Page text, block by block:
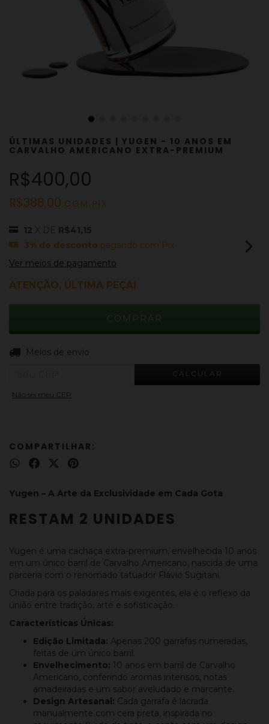
ÚLTIMAS UNIDADES | YUGEN - 10 ANOS EM
CARVALHO AMERICANO EXTRA-PREMIUM
R$400,00
R$388,00 COM PIX
12 X DE R$41,15
3% de desconto pagando com Pix
Ver meios de pagamento
ATENÇÃO, ÚLTIMA PEÇA!
Entregas para o CEP:
Meios de envio
CALCULAR
Não sei meu CEP
COMPARTILHAR:
Yugen – A Arte da Exclusividade em Cada Gota
RESTAM 2 UNIDADES
Yugen é uma cachaça extra-premium, envelhecida 10 anos
em um único barril de Carvalho Americano, nascida de uma
parceria com o renomado tatuador Flávio Sugitani.
Criada para os paladares mais exigentes, ela é o reflexo da
união entre tradição, arte e sofisticação.
Características Únicas:
Edição Limitada: Apenas 200 garrafas numeradas,
feitas de um único barril.
Envelhecimento: 10 anos em barril de Carvalho
Americano, conferindo aromas intensos, notas
amadeiradas e um sabor aveludado e marcante.
Design Artesanal: Cada garrafa é lacrada
manualmente com cera preta, inspirada no